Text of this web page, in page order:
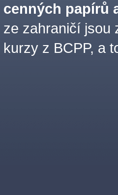
cenných papírů
ze zahraničí jsou
kurzy z BCPP, a